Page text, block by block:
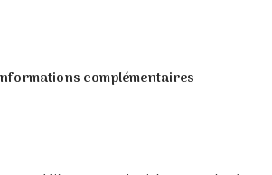
complémentaires